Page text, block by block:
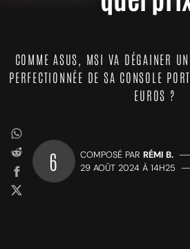
COMME ASUS, MSI VA DÉGAINER
PERFECTIONNÉE DE SA CONSOLE
EUROS ?
6 COMPOSÉ PAR RÉMI B.
29 AOÛT 2024 À 14H25